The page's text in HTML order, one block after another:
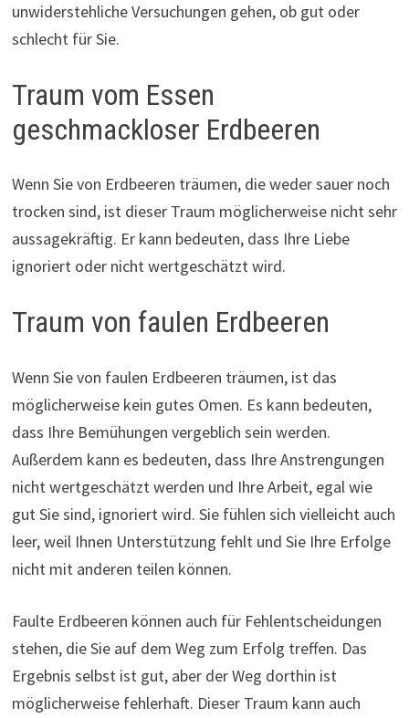
unwiderstehliche Versuchungen gehen, ob gut oder
schlecht für Sie.
Traum vom Essen
geschmackloser Erdbeeren
Wenn Sie von Erdbeeren träumen, die weder sauer noch
trocken sind, ist dieser Traum möglicherweise nicht sehr
aussagekräftig. Er kann bedeuten, dass Ihre Liebe
ignoriert oder nicht wertgeschätzt wird.
Traum von faulen Erdbeeren
Wenn Sie von faulen Erdbeeren träumen, ist das
möglicherweise kein gutes Omen. Es kann bedeuten,
dass Ihre Bemühungen vergeblich sein werden.
Außerdem kann es bedeuten, dass Ihre Anstrengungen
nicht wertgeschätzt werden und Ihre Arbeit, egal wie
gut Sie sind, ignoriert wird. Sie fühlen sich vielleicht auch
leer, weil Ihnen Unterstützung fehlt und Sie Ihre Erfolge
nicht mit anderen teilen können.
Faulte Erdbeeren können auch für Fehlentscheidungen
stehen, die Sie auf dem Weg zum Erfolg treffen. Das
Ergebnis selbst ist gut, aber der Weg dorthin ist
möglicherweise fehlerhaft. Dieser Traum kann auch